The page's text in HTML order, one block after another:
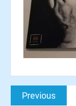
Nawigacja
wpisu
Previous